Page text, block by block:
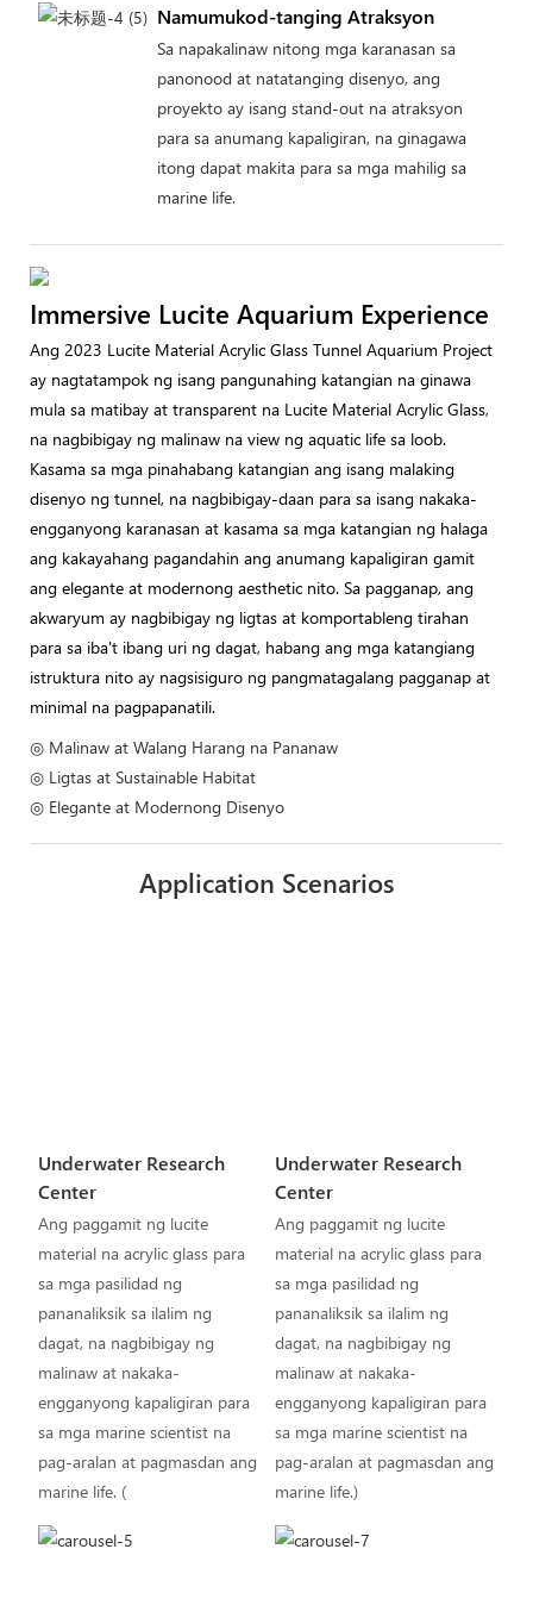
Namumukod-tanging Atraksyon
Sa napakalinaw nitong mga karanasan sa
panonood at natatanging disenyo, ang
proyekto ay isang stand-out na atraksyon
para sa anumang kapaligiran, na ginagawa
itong dapat makita para sa mga mahilig sa
marine life.
Immersive Lucite Aquarium Experience
Ang 2023 Lucite Material Acrylic Glass Tunnel Aquarium Project
ay nagtatampok ng isang pangunahing katangian na ginawa
mula sa matibay at transparent na Lucite Material Acrylic Glass,
na nagbibigay ng malinaw na view ng aquatic life sa loob.
Kasama sa mga pinahabang katangian ang isang malaking
disenyo ng tunnel, na nagbibigay-daan para sa isang nakaka-
engganyong karanasan at kasama sa mga katangian ng halaga
ang kakayahang pagandahin ang anumang kapaligiran gamit
ang elegante at modernong aesthetic nito. Sa pagganap, ang
akwaryum ay nagbibigay ng ligtas at komportableng tirahan
para sa iba't ibang uri ng dagat, habang ang mga katangiang
istruktura nito ay nagsisiguro ng pangmatagalang pagganap at
minimal na pagpapanatili.
◎ Malinaw at Walang Harang na Pananaw
◎ Ligtas at Sustainable Habitat
◎ Elegante at Modernong Disenyo
Application Scenarios
Underwater Research
Center
Ang paggamit ng lucite
material na acrylic glass para
sa mga pasilidad ng
pananaliksik sa ilalim ng
dagat, na nagbibigay ng
malinaw at nakaka-
engganyong kapaligiran para
sa mga marine scientist na
pag-aralan at pagmasdan ang
marine life. (
Underwater Research
Center
Ang paggamit ng lucite
material na acrylic glass para
sa mga pasilidad ng
pananaliksik sa ilalim ng
dagat, na nagbibigay ng
malinaw at nakaka-
engganyong kapaligiran para
sa mga marine scientist na
pag-aralan at pagmasdan ang
marine life.)